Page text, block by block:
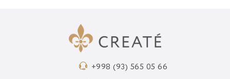
+998 (93) 565 05 66